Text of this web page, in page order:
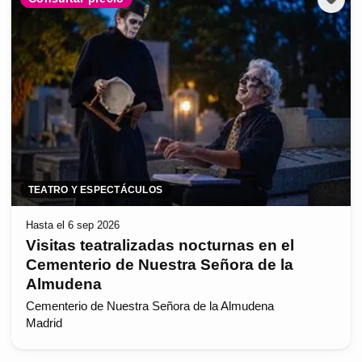
TEATRO Y ESPECTÁCULOS
Hasta el 6 sep 2026
Visitas teatralizadas nocturnas en el
Cementerio de Nuestra Señora de la
Almudena
Cementerio de Nuestra Señora de la Almudena
Madrid